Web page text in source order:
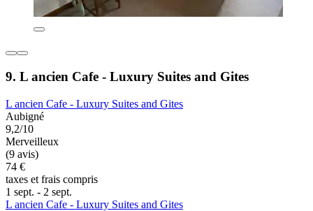
9. L ancien Cafe - Luxury Suites and Gites
L ancien Cafe - Luxury Suites and Gites
Aubigné
9,2/10
Merveilleux
(9 avis)
74 €
taxes et frais compris
1 sept. - 2 sept.
L ancien Cafe - Luxury Suites and Gites